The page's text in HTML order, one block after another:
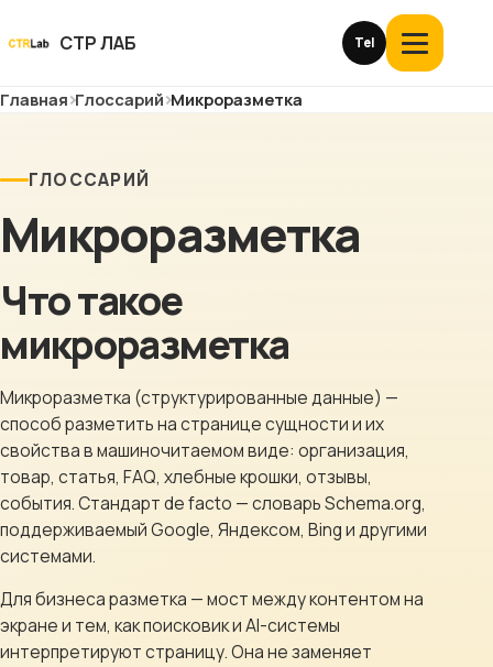
СТР ЛАБ Tel
Открыть
меню
Услуги и цены
Кейсы
Отзывы
Блог
Глоссарий
История
Клиентам
ГОРОД
Главная Глоссарий Микроразметка
ГЛОССАРИЙ
Микроразметка
Что такое
микроразметка
Микроразметка (структурированные данные) —
способ разметить на странице сущности и их
свойства в машиночитаемом виде: организация,
товар, статья, FAQ, хлебные крошки, отзывы,
события. Стандарт de facto — словарь Schema.org,
поддерживаемый Google, Яндексом, Bing и другими
системами.
Для бизнеса разметка — мост между контентом на
экране и тем, как поисковик и AI-системы
интерпретируют страницу. Она не заменяет